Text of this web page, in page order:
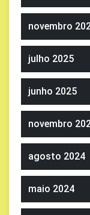
novembro
julho 2025
junho 2025
novembro
agosto 2024
maio 2024